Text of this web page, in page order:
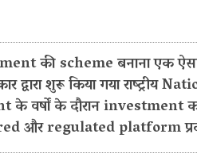
की scheme बनाना एक ऐसा
द्वारा शुरू किया गया
के वर्षों के दौरान
और regulated platform